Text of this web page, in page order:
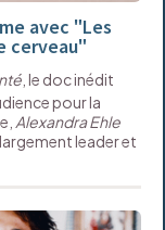
avec "Les
cerveau"
, le doc inédit
pour la
Alexandra Ehle
leader et